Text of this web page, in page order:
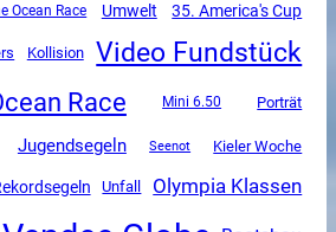
Ocean Race Umwelt 35. America's Cup
Kollision Video Fundstück
Race Mini 6.50 Porträt
Jugendsegeln Seenot Kieler Woche
Unfall Olympia Klassen